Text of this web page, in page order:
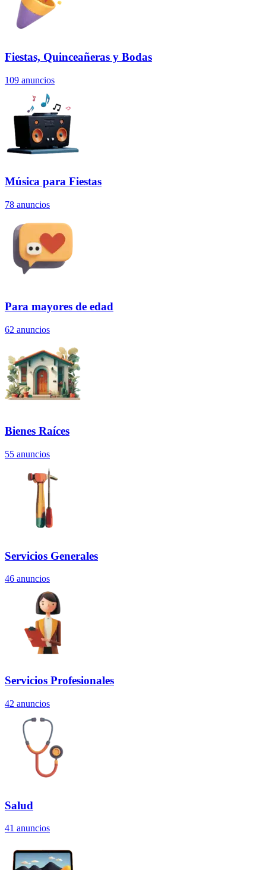
Fiestas, Quinceañeras y Bodas
109 anuncios
Música para Fiestas
78 anuncios
Para mayores de edad
62 anuncios
Bienes Raíces
55 anuncios
Servicios Generales
46 anuncios
Servicios Profesionales
42 anuncios
Salud
41 anuncios